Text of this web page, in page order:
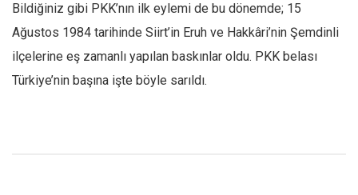
Bildiğiniz gibi PKK’nın ilk eylemi de bu dönemde; 15
Ağustos 1984 tarihinde Siirt’in Eruh ve Hakkâri’nin Şemdinli
ilçelerine eş zamanlı yapılan baskınlar oldu. PKK belası
Türkiye’nin başına işte böyle sarıldı.